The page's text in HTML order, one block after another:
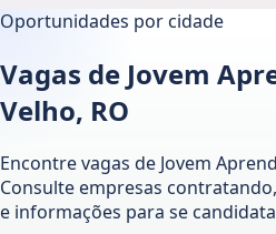
Oportunidades por cidade
Vagas de Jovem
Velho, RO
Encontre vagas de Jovem
Consulte empresas
e informações para se